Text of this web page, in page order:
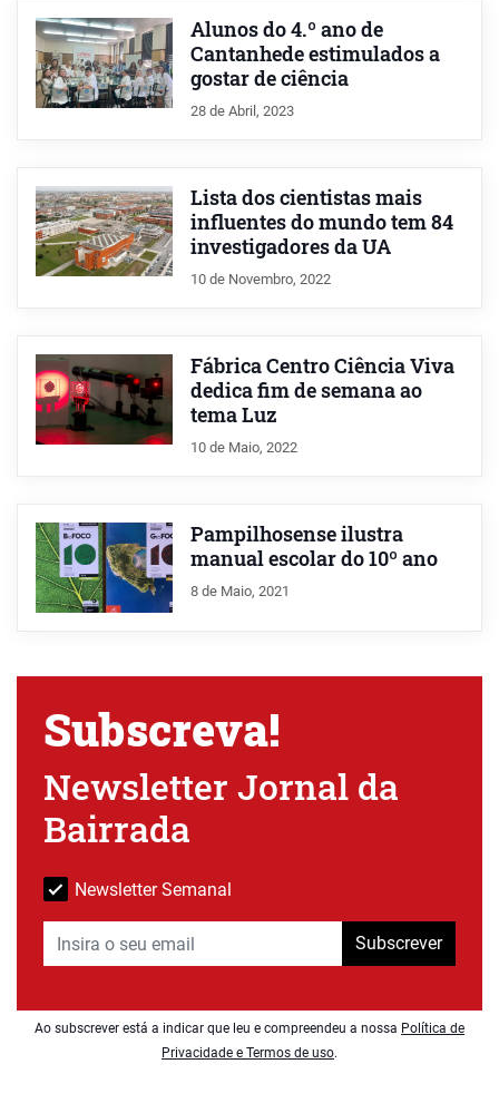
Alunos do 4.º ano de
Cantanhede estimulados a
gostar de ciência
28 de Abril, 2023
Lista dos cientistas mais
influentes do mundo tem 84
investigadores da UA
10 de Novembro, 2022
Fábrica Centro Ciência Viva
dedica fim de semana ao
tema Luz
10 de Maio, 2022
Pampilhosense ilustra
manual escolar do 10º ano
8 de Maio, 2021
Subscreva!
Newsletter Jornal da
Bairrada
Newsletter Semanal
Subscrever
Ao subscrever está a indicar que leu e compreendeu a nossa Política de
Privacidade e Termos de uso.